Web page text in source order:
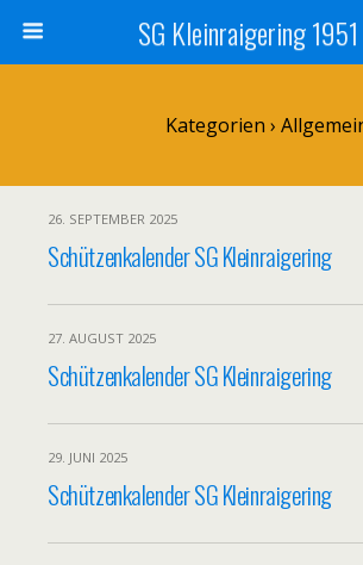
SG Kleinraigering 1951
Kategorien ›
26. SEPTEMBER 2025
Schützenkalender SG Kleinraigering
27. AUGUST 2025
Schützenkalender SG Kleinraigering
29. JUNI 2025
Schützenkalender SG Kleinraigering